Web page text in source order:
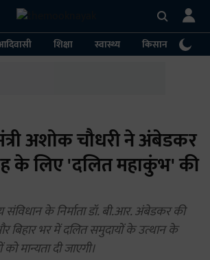
शिक्षा स्वास्थ्य किसान
अशोक चौधरी ने अंबेडकर
के लिए 'दलित महाकुंभ' की
के निर्माता डॉ. बी.आर. अंबेडकर की
बिहार भर में दलित समुदायों के उत्थान के
मान्यता दी जाएगी।